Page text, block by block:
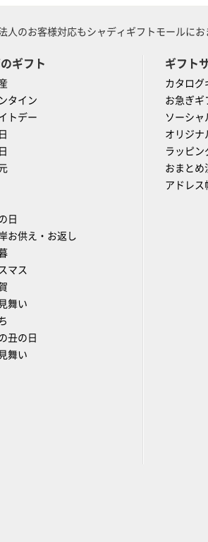
人のお客様対応もシャディギフトモールに
ギフト
タイン
トデー
日
お供え・お返し
マス
舞い
丑の日
舞い
ギフト
カタログ
お急ぎギ
ソーシャ
オリジナ
ラッピン
おまとめ
アドレス